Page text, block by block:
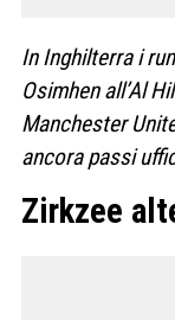
In Inghilterra i
Osimhen all’Al
Manchester
ancora passi
Zirkzee